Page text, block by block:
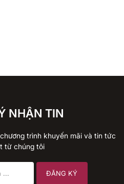
NHẬN TIN
trình khuyến mãi và tin tức
từ chúng tôi